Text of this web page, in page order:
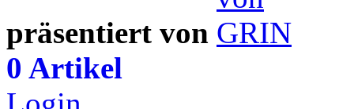
präsentiert von
0 Artikel